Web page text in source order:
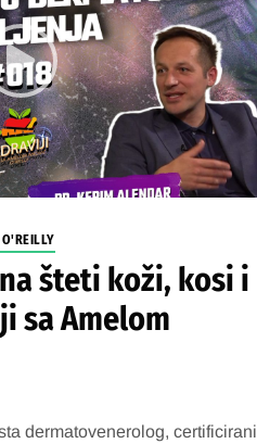
šteti koži, kosi i
sa Amelom
dermatovenerolog, certificirani